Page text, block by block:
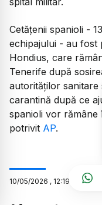
Cetățenii spanioli -
echipajului - au fost
Hondius, care
Tenerife după
autorităților sanitare
carantină după ce
spanioli vor rămâne
potrivit AP.
10/05/2026 , 12:19